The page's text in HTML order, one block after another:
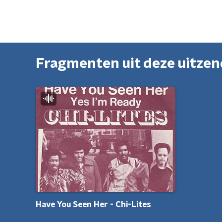
Fragmenten uit deze
Have You Seen Her - Chi-Lites